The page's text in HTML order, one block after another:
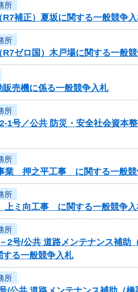
所
R7補正）夏坂に関する一般競争
所
R7ゼロ国）木戸場に関する一般
売機に係る一般競争入札
所
1号／公共 防災・安全社会資本
所
業 押之平工事 に関する一般競
所
上ミ向工事 に関する一般競争入
所
2号/公共 道路メンテナンス補
る一般競争入札
所